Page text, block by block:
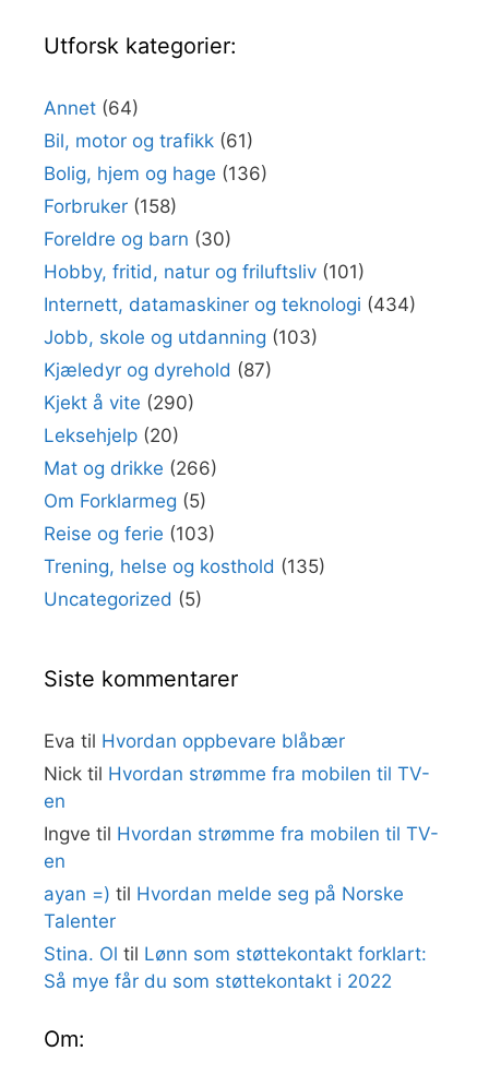
Utforsk kategorier:
Annet (64)
Bil, motor og trafikk (61)
Bolig, hjem og hage (136)
Forbruker (158)
Foreldre og barn (30)
Hobby, fritid, natur og friluftsliv (101)
Internett, datamaskiner og teknologi (434)
Jobb, skole og utdanning (103)
Kjæledyr og dyrehold (87)
Kjekt å vite (290)
Leksehjelp (20)
Mat og drikke (266)
Om Forklarmeg (5)
Reise og ferie (103)
Trening, helse og kosthold (135)
Uncategorized (5)
Siste kommentarer
Eva til Hvordan oppbevare blåbær
Nick til Hvordan strømme fra mobilen til TV-
en
Ingve til Hvordan strømme fra mobilen til TV-
en
ayan =) til Hvordan melde seg på Norske
Talenter
Stina. Ol til Lønn som støttekontakt forklart:
Så mye får du som støttekontakt i 2022
Om: